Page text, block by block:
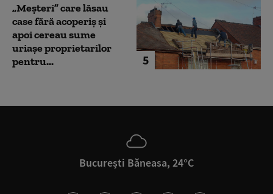
5
„Meșteri” care lăsau
case fără acoperiș și
apoi cereau sume
uriașe proprietarilor
pentru...
București Băneasa, 24°C